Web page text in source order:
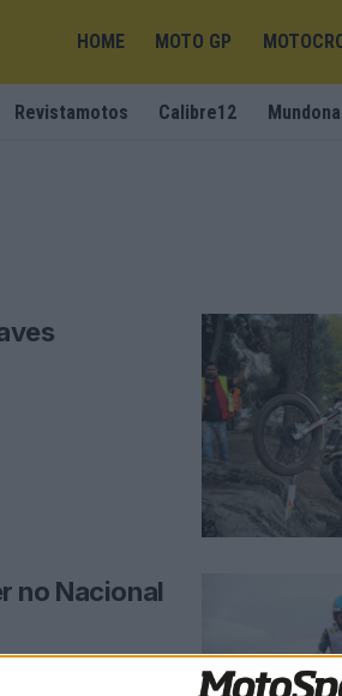
HOME MOTO GP
Revistamotos Calibre12
no Nacional